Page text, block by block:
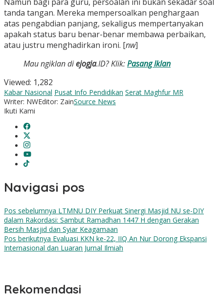
tanda tangan. Mereka mempersoalkan penghargaan
atas pengabdian panjang, sekaligus mempertanyakan
apakah status baru benar-benar membawa perbaikan,
atau justru menghadirkan ironi. [nw]
Mau ngiklan diejogja.ID? Klik:Pasang Iklan
Viewed: 1,282
Kabar Nasional Pusat Info Pendidikan Serat Maghfur MR
Writer: NWEditor: ZainSource News
Ikuti Kami
Navigasi pos
Pos sebelumnya LTMNU DIY Perkuat Sinergi Masjid NU se-DIY
dalam Rakordasi: Sambut Ramadhan 1447 H dengan Gerakan
Bersih Masjid dan Syiar Keagamaan
Pos berikutnya Evaluasi KKN ke-22, IIQ An Nur Dorong Ekspansi
Internasional dan Luaran Jurnal Ilmiah
Rekomendasi